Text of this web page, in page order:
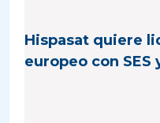
Hispasat quiere
europeo con SES